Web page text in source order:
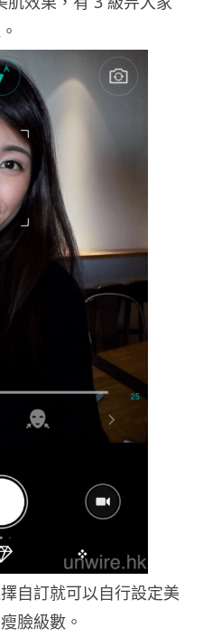
自訂就可以自行設定美
臉級數。